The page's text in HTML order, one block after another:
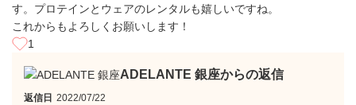
す。プロテインとウェアのレンタルも嬉しいですね。
これからもよろしくお願いします！
1
ADELANTE 銀座からの返信
返信日 2022/07/22